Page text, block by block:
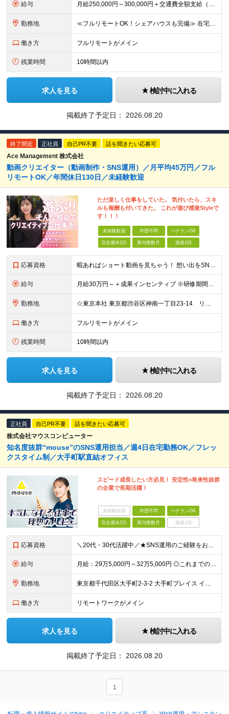
給与 ⽉給250,000円～300,000円＋交通費全額⽀給（正社員登⽤後︓昇給年4回） ※給与は経験・スキルなどを考慮の上、最終決定いたします ※上記額にはみなし残業代(⽉14時間分、2万4,648円分
勤務地 ≪フルリモートOK！シェアハウスも完備≫ 在宅勤務(通勤不要)、または希望により一都三県・大阪・名古屋・福岡を中心とした全国の各プロジェクト先での勤務となります。 ※直行直帰OK ★勤務エリアはご希望
働き方 フルリモートがメイン
残業時間 10時間以内
求人を見る 検討中に入れる
掲載終了予定日： 2026.08.20
終了間近 正社員 自己PR不要 話を聞きたい応募可
Ace Management 株式会社
動画クリエイター（動画制作・SNS運用）／月平均45万円／フル
リモートOK／年間休日130日／未経験歓迎
ただ楽しく仕事をしていた。 気付いたら、スキ
ルも報酬も付いてきた。 これが遊び感覚Styleで
す！！！
未経験歓迎 学歴不問 ベテランOK
完全週休2日 賞与複数月 面接1回
応募資格 暇あればショート動画を見ちゃう！ 想い出をSNSにアップしちゃう！ 【そんな方が活躍できる会社です！！】 ＝＝＝ 今 の 仕 事 を 続 け て い て も 何 者 に も な れ な い 。
給与 月給30万円～＋成果インセンティブ ※研修期間6カ月間
勤務地 ☆東京本社 東京都渋谷区神南一丁目23-14 リージャス渋谷公園通り7F ☆新宿支社 東京都新宿区西新宿3-7-1 新宿パークタワー N棟30F ☆池袋支社 東京都豊島区南池袋1-16-15 ダイ
働き方 フルリモートがメイン
残業時間 10時間以内
求人を見る 検討中に入れる
掲載終了予定日： 2026.08.20
正社員 自己PR不要 話を聞きたい応募可
株式会社マウスコンピューター
知名度抜群“mouse”のSNS運用担当／週4日在宅勤務OK／フレッ
クスタイム制／大手町駅直結オフィス
スピード成長したい方必見！ 安定性×将来性抜群
の企業で長期活躍！
未経験歓迎 学歴不問 ベテランOK
完全週休2日 賞与複数月 面接1回
応募資格 ＼20代・30代活躍中／★SNS運用のご経験をお持ちの方は必見！あなたの挑戦を当社は歓迎します！ 【必須条件】 ◎公式SNS（X、Instagram、TikTok、YouTubeなど）の運用経験があ
給与 月給：29万5,000円～32万5,000円 ◎これまでの経験と能力を考慮の上、決定します！ ☆明確な評価制度とキャリア形成 当社では個人の頑張りを反映する明確な評価制度を設けています。将来にわた
勤務地 東京都千代田区大手町2-3-2 大手町プレイス イーストタワー6階
働き方 リモートワークがメイン
求人を見る 検討中に入れる
掲載終了予定日： 2026.08.20
1